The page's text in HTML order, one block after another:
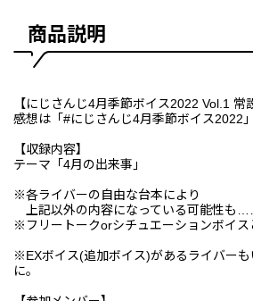
商品説明
【にじさんじ4月季節ボイス2022 Vol.1 常
感想は「#にじさんじ4月季節ボイス2022
【収録内容】
テーマ「4月の出来事」
※各ライバーの自由な台本により
上記以外の内容になっている可能性も
※フリートークorシチュエーションボイス
※EXボイス(追加ボイス)があるライバー
に。